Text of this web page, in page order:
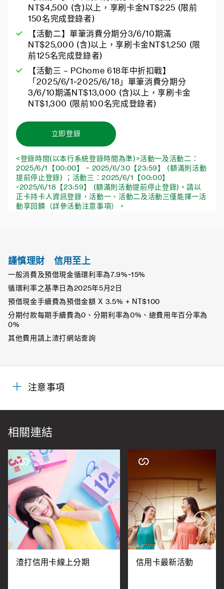
NT$4,500 (含)以上，享刷卡金NT$225 (限前
150名完成登錄者)
【活動二】單筆消費分期分3/6/10期滿
NT$25,000 (含)以上，享刷卡金NT$1,250 (限
前125名完成登錄者)
【活動三 – PChome 618年中折扣戰】
「2025/6/1~2025/6/18」單筆消費分期分
3/6/10期滿NT$13,000 (含)以上，享刷卡金
NT$1,300 (限前100名完成登錄者)
立即登錄
<登錄時間(以本行系統登錄時間為準)>活動一及活動二：
2025/6/1【00:00】 ~ 2025/6/30【23:59】 (額滿則活動
提前停止登錄) ；活動三：2025/6/1【00:00】
~2025/6/18【23:59】 (額滿則活動提前停止登錄)。請以
正卡持卡人資訊登錄，活動一、活動二及活動三僅能擇一活
動享回饋（詳參活動注意事項）。
謹慎理財 信用至上
一般消費及預借現金循環利率為7.9%~15%
循環利率之基準日為2025年5月2日
預借現金手續費為預借金額 X 3.5% + NT$100
分期付款每期手續費為0、分期利率為0%、總費用年百分率為
0%
其他費用請上渣打網站查詢
注意事項
相關連結
渣打信用卡線上分期 信用卡最新活動